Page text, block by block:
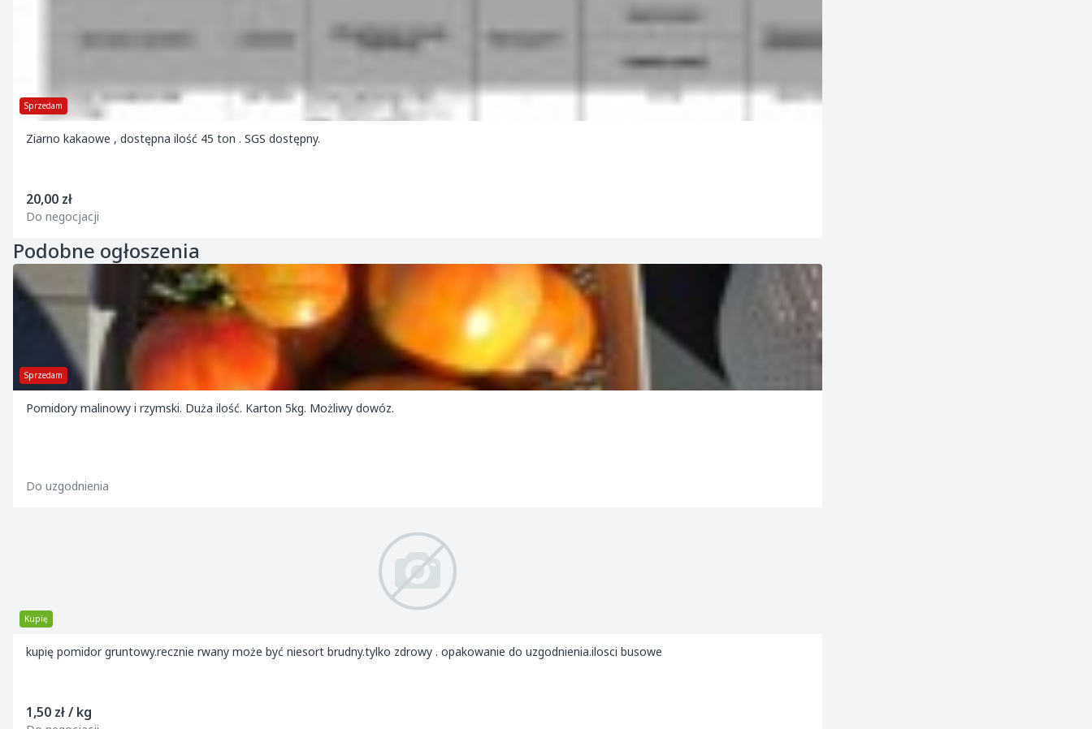
Sprzedam
Ziarno kakaowe , dostępna ilość 45 ton . SGS dostępny.
20,00 zł
Do negocjacji
Podobne ogłoszenia
Sprzedam
Pomidory malinowy i rzymski. Duża ilość. Karton 5kg. Możliwy dowóz.
Do uzgodnienia
Kupię
kupię pomidor gruntowy.recznie rwany może być niesort brudny.tylko zdrowy . opakowanie do uzgodnienia.ilosci busowe
1,50 zł / kg